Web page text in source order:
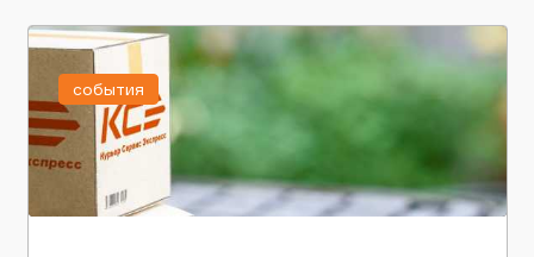
события